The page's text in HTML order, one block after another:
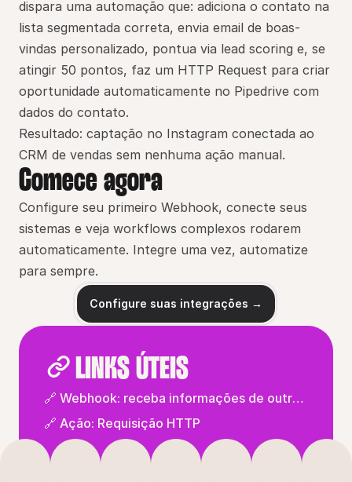
dispara uma automação que: adiciona o contato na
lista segmentada correta, envia email de boas-
vindas personalizado, pontua via lead scoring e, se
atingir 50 pontos, faz um HTTP Request para criar
oportunidade automaticamente no Pipedrive com
dados do contato.
Resultado: captação no Instagram conectada ao
CRM de vendas sem nenhuma ação manual.
Comece agora
Configure seu primeiro Webhook, conecte seus
sistemas e veja workflows complexos rodarem
automaticamente. Integre uma vez, automatize
para sempre.
Configure suas integrações →
LINKS ÚTEIS
🔗 Webhook: receba informações de outras
plataformas
🔗 Ação: Requisição HTTP